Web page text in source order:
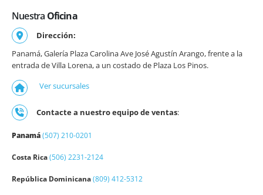
Nuestra Oficina
Dirección:
Panamá, Galería Plaza Carolina Ave José Agustín Arango, frente a la
entrada de Villa Lorena, a un costado de Plaza Los Pinos.
Ver sucursales
Contacte a nuestro equipo de ventas:
Panamá(507) 210-0201
Costa Rica(506) 2231-2124
República Dominicana(809) 412-5312